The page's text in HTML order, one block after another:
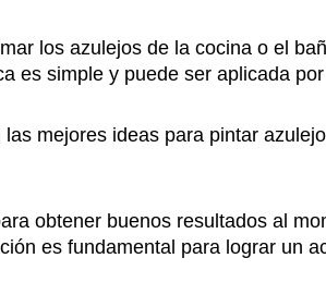
los azulejos de la cocina o el
es simple y puede ser aplicada
mejores ideas para pintar
obtener buenos resultados al
es fundamental para lograr un